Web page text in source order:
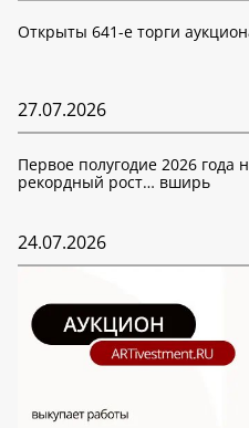
Открыты 641-е торги
27.07.2026
Первое полугодие 2026
рекордный рост… вширь
24.07.2026